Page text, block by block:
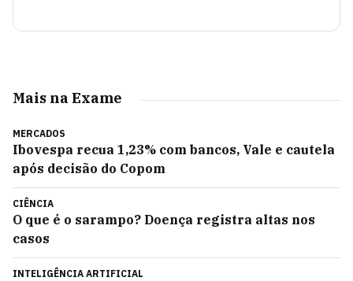
Mais na Exame
MERCADOS
Ibovespa recua 1,23% com bancos, Vale e cautela
após decisão do Copom
CIÊNCIA
O que é o sarampo? Doença registra altas nos
casos
INTELIGÊNCIA ARTIFICIAL